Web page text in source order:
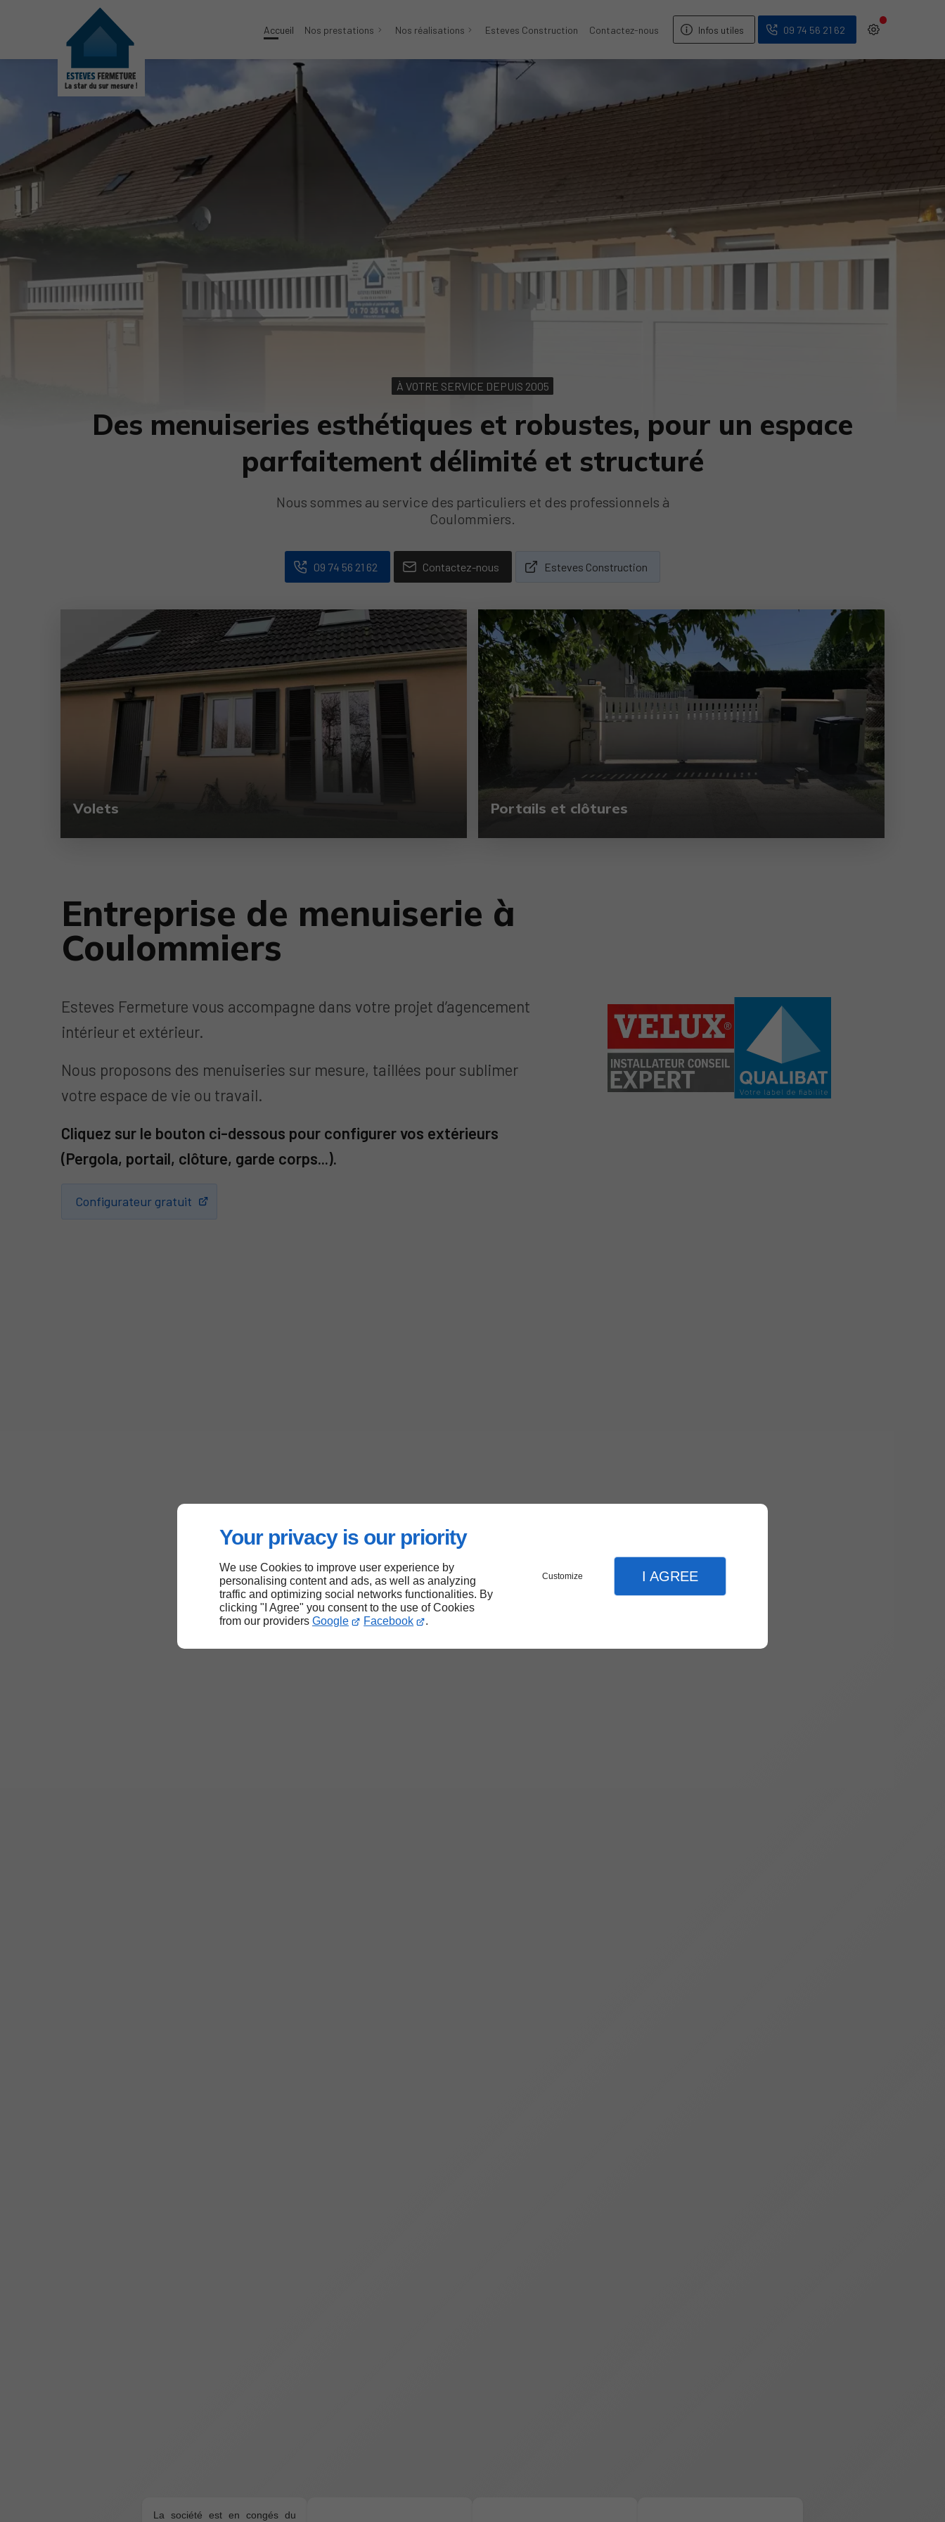
Your privacy is our priority
We use Cookies to improve user experience by
personalising content and ads, as well as analyzing
traffic and optimizing social networks functionalities. By
clicking "I Agree" you consent to the use of Cookies
from our providers Google Facebook .
Customize I AGREE
Accueil Nos prestations Nos réalisations Esteves Construction Contactez-nous Infos utiles 09 74 56 21 62
À VOTRE SERVICE DEPUIS 2005
Des menuiseries esthétiques et robustes, pour un espace
parfaitement délimité et structuré
Nous sommes au service des particuliers et des professionnels à
Coulommiers.
09 74 56 21 62 Contactez-nous Esteves Construction
Volets Portails et clôtures
Entreprise de menuiserie à
Coulommiers
Esteves Fermeture vous accompagne dans votre projet d’agencement
intérieur et extérieur.
Nous proposons des menuiseries sur mesure, taillées pour sublimer
votre espace de vie ou travail.
Cliquez sur le bouton ci-dessous pour configurer vos extérieurs
(Pergola, portail, clôture, garde corps...).
Configurateur gratuit